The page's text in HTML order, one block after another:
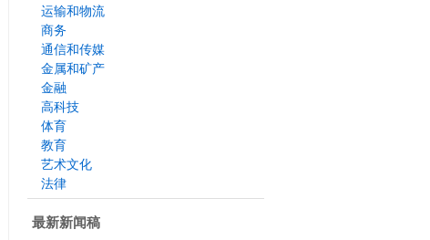
运输和物流
商务
通信和传媒
金属和矿产
金融
高科技
体育
教育
艺术文化
法律
最新新闻稿